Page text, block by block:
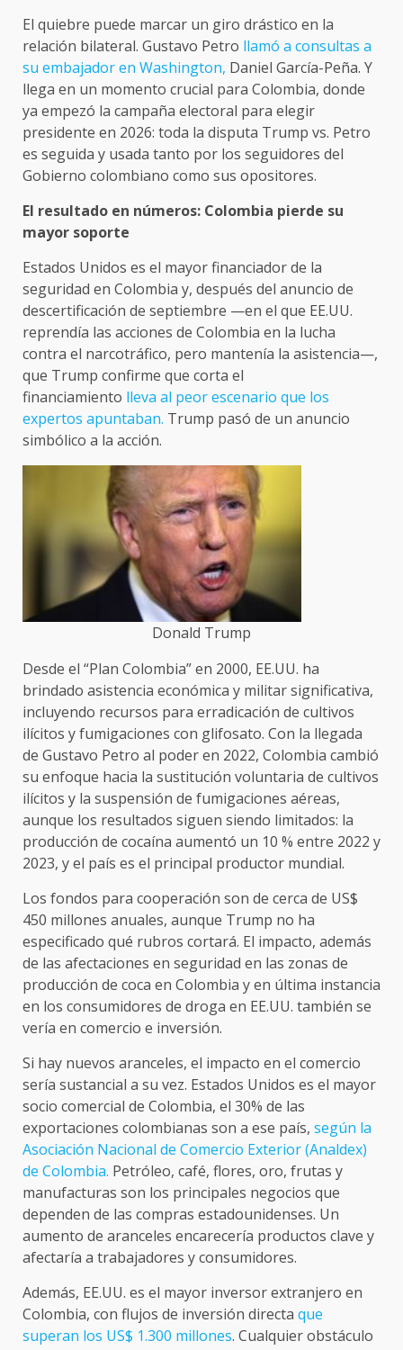
El quiebre puede marcar un giro drástico en la
relación bilateral. Gustavo Petro llamó a consultas a
su embajador en Washington, Daniel García-Peña. Y
llega en un momento crucial para Colombia, donde
ya empezó la campaña electoral para elegir
presidente en 2026: toda la disputa Trump vs. Petro
es seguida y usada tanto por los seguidores del
Gobierno colombiano como sus opositores.
El resultado en números: Colombia pierde su
mayor soporte
Estados Unidos es el mayor financiador de la
seguridad en Colombia y, después del anuncio de
descertificación de septiembre —en el que EE.UU.
reprendía las acciones de Colombia en la lucha
contra el narcotráfico, pero mantenía la asistencia—,
que Trump confirme que corta el
financiamiento lleva al peor escenario que los
expertos apuntaban. Trump pasó de un anuncio
simbólico a la acción.
Donald Trump
Desde el “Plan Colombia” en 2000, EE.UU. ha
brindado asistencia económica y militar significativa,
incluyendo recursos para erradicación de cultivos
ilícitos y fumigaciones con glifosato. Con la llegada
de Gustavo Petro al poder en 2022, Colombia cambió
su enfoque hacia la sustitución voluntaria de cultivos
ilícitos y la suspensión de fumigaciones aéreas,
aunque los resultados siguen siendo limitados: la
producción de cocaína aumentó un 10 % entre 2022 y
2023, y el país es el principal productor mundial.
Los fondos para cooperación son de cerca de US$
450 millones anuales, aunque Trump no ha
especificado qué rubros cortará. El impacto, además
de las afectaciones en seguridad en las zonas de
producción de coca en Colombia y en última instancia
en los consumidores de droga en EE.UU. también se
vería en comercio e inversión.
Si hay nuevos aranceles, el impacto en el comercio
sería sustancial a su vez. Estados Unidos es el mayor
socio comercial de Colombia, el 30% de las
exportaciones colombianas son a ese país, según la
Asociación Nacional de Comercio Exterior (Analdex)
de Colombia. Petróleo, café, flores, oro, frutas y
manufacturas son los principales negocios que
dependen de las compras estadounidenses. Un
aumento de aranceles encarecería productos clave y
afectaría a trabajadores y consumidores.
Además, EE.UU. es el mayor inversor extranjero en
Colombia, con flujos de inversión directa que
superan los US$ 1.300 millones. Cualquier obstáculo